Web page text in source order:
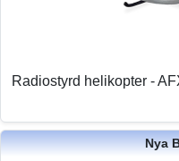
Radiostyrd helikopter -
Nya